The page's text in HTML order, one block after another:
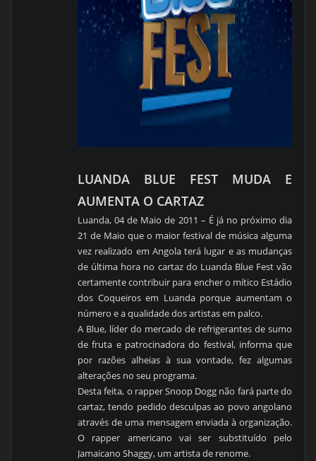
LUANDA BLUE FEST MUDA E
AUMENTA O CARTAZ
Luanda, 04 de Maio de 2011 – É já no próximo dia
21 de Maio que o maior festival de música alguma
vez realizado em Angola terá lugar e as mudanças
de última hora no cartaz do Luanda Blue Fest vão
certamente contribuir para encher o mítico Estádio
dos Coqueiros em Luanda porque aumentam o
número e a qualidade dos artistas em palco.
A Blue, líder do mercado de refrigerantes de sumo
de fruta e patrocinadora do festival, informa que
por razões alheias à sua vontade, fez algumas
alterações no seu programa.
Desta feita, o rapper Snoop Dogg não fará parte do
cartaz, tendo pedido desculpas ao povo angolano
através de uma mensagem enviada à organização.
O rapper americano vai ser substituído pelo
Jamaicano Shaggy, um artista de renome.